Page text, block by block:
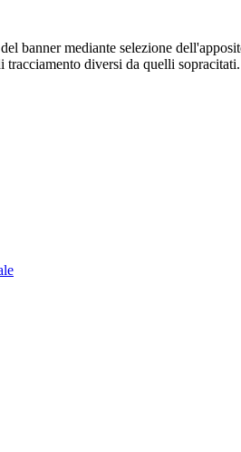
banner mediante selezione
diversi da quelli sopracitati.